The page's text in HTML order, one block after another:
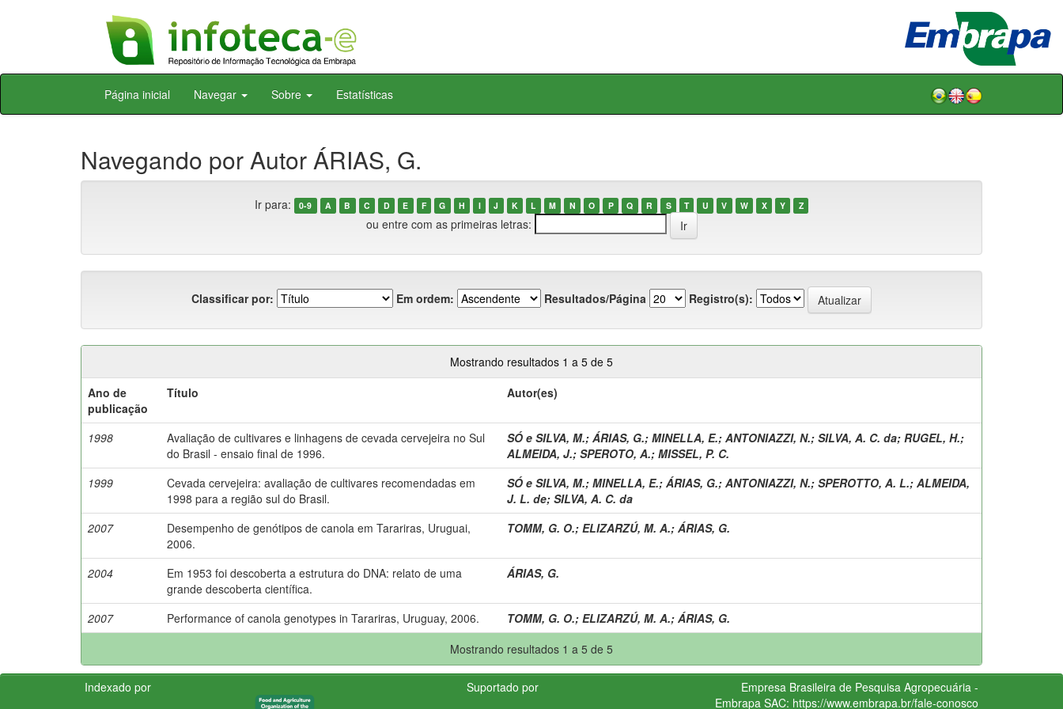
Skip
Página inicial Navegar Sobre Estatísticas
Navegando por Autor ÁRIAS, G.
Ir para: 0-9 A B C D E F G H I J K L M N O P Q R S T U V W X Y Z
ou entre com as primeiras letras:
Classificar por: Em ordem: Resultados/Página Registro(s):
Mostrando resultados 1 a 5 de 5
Ano de
publicação
Título Autor(es)
1998
Avaliação de cultivares e linhagens de cevada cervejeira no Sul
do Brasil - ensaio final de 1996.
SÓ e SILVA, M.; ÁRIAS, G.; MINELLA, E.; ANTONIAZZI, N.; SILVA, A. C. da; RUGEL, H.;
ALMEIDA, J.; SPEROTO, A.; MISSEL, P. C.
1999
Cevada cervejeira: avaliação de cultivares recomendadas em
1998 para a região sul do Brasil.
SÓ e SILVA, M.; MINELLA, E.; ÁRIAS, G.; ANTONIAZZI, N.; SPEROTTO, A. L.; ALMEIDA,
J. L. de; SILVA, A. C. da
2007
Desempenho de genótipos de canola em Tarariras, Uruguai,
2006.
TOMM, G. O.; ELIZARZÚ, M. A.; ÁRIAS, G.
2004
Em 1953 foi descoberta a estrutura do DNA: relato de uma
grande descoberta científica.
ÁRIAS, G.
2007 Performance of canola genotypes in Tarariras, Uruguay, 2006. TOMM, G. O.; ELIZARZÚ, M. A.; ÁRIAS, G.
Mostrando resultados 1 a 5 de 5
Indexado por Suportado por
Empresa Brasileira de Pesquisa Agropecuária -
Embrapa SAC: https://www.embrapa.br/fale-conosco